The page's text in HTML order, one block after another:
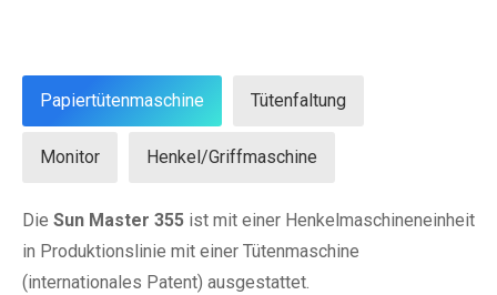
Papiertütenmaschine Tütenfaltung
Monitor Henkel/Griffmaschine
Die Sun Master 355 ist mit einer Henkelmaschineneinheit
in Produktionslinie mit einer Tütenmaschine
(internationales Patent) ausgestattet.